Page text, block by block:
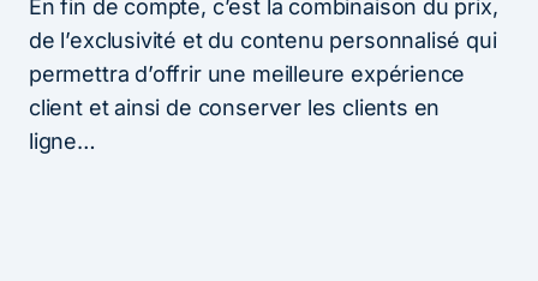
En fin de compte, c’est la combinaison du prix,
de l’exclusivité et du contenu personnalisé qui
permettra d’offrir une meilleure expérience
client et ainsi de conserver les clients en
ligne…